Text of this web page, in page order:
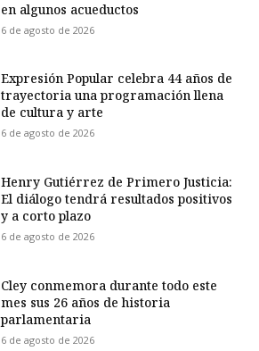
en algunos acueductos
6 de agosto de 2026
Expresión Popular celebra 44 años de
trayectoria una programación llena
de cultura y arte
6 de agosto de 2026
Henry Gutiérrez de Primero Justicia:
El diálogo tendrá resultados positivos
y a corto plazo
6 de agosto de 2026
Cley conmemora durante todo este
mes sus 26 años de historia
parlamentaria
6 de agosto de 2026